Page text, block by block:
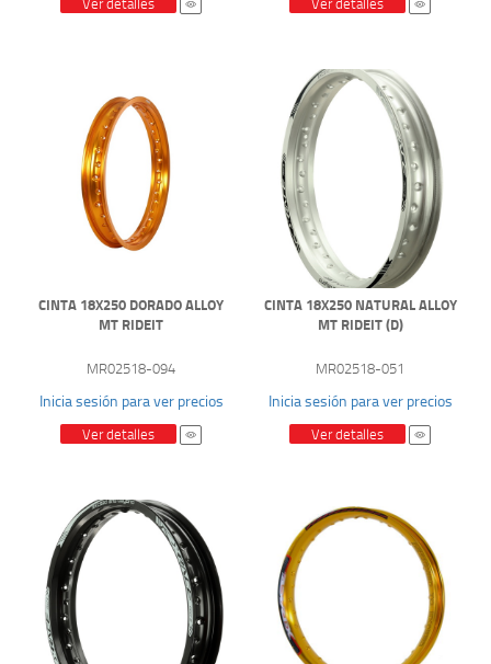
CINTA 18X250 DORADO ALLOY
MT RIDEIT
MR02518-094
Inicia sesión para ver precios
Ver detalles
CINTA 18X250 NATURAL ALLOY
MT RIDEIT (D)
MR02518-051
Inicia sesión para ver precios
Ver detalles